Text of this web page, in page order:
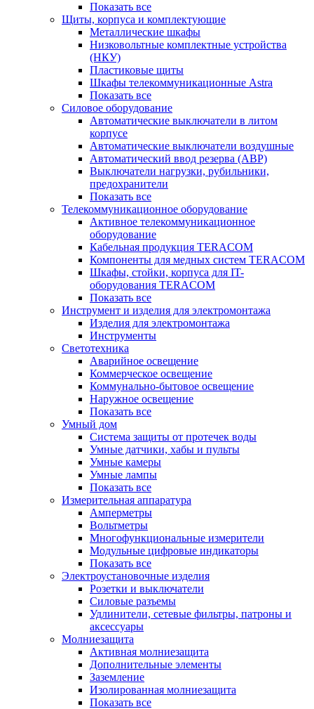
Показать все
Щиты, корпуса и комплектующие
Металлические шкафы
Низковольтные комплектные устройства
(НКУ)
Пластиковые щиты
Шкафы телекоммуникационные Astra
Показать все
Силовое оборудование
Автоматические выключатели в литом
корпусе
Автоматические выключатели воздушные
Автоматический ввод резерва (АВР)
Выключатели нагрузки, рубильники,
предохранители
Показать все
Телекоммуникационное оборудование
Активное телекоммуникационное
оборудование
Кабельная продукция TERACOM
Компоненты для медных систем TERACOM
Шкафы, стойки, корпуса для IT-
оборудования TERACOM
Показать все
Инструмент и изделия для электромонтажа
Изделия для электромонтажа
Инструменты
Светотехника
Аварийное освещение
Коммерческое освещение
Коммунально-бытовое освещение
Наружное освещение
Показать все
Умный дом
Система защиты от протечек воды
Умные датчики, хабы и пульты
Умные камеры
Умные лампы
Показать все
Измерительная аппаратура
Амперметры
Вольтметры
Многофункциональные измерители
Модульные цифровые индикаторы
Показать все
Электроустановочные изделия
Розетки и выключатели
Силовые разъемы
Удлинители, сетевые фильтры, патроны и
аксессуары
Молниезащита
Активная молниезащита
Дополнительные элементы
Заземление
Изолированная молниезащита
Показать все